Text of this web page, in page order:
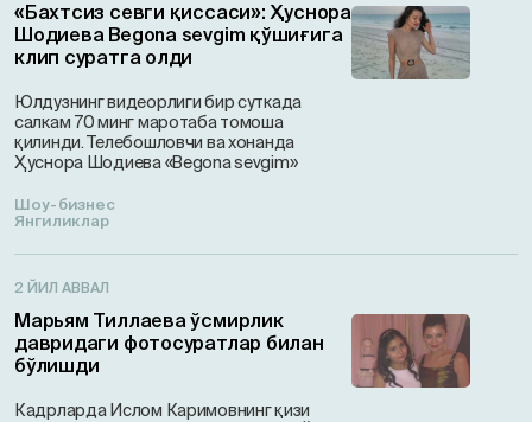
«Бахтсиз севги қиссаси»: Ҳуснора
Шодиева Begona sevgim қўшиғига
клип суратга олди
Юлдузнинг видеорлиги бир суткада
салкам 70 минг маротаба томоша
қилинди. Телебошловчи ва хонанда
Ҳуснора Шодиева «Begona sevgim»
Шоу-бизнес
Янгиликлар
2 ЙИЛ АВВАЛ
Марьям Тиллаева ўсмирлик
давридаги фотосуратлар билан
бўлишди
Кадрларда Ислом Каримовнинг қизи